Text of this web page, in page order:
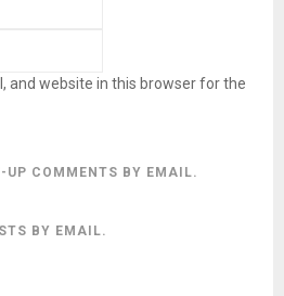
and website in this browser for the
UP COMMENTS BY EMAIL.
BY EMAIL.